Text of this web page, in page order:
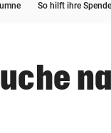
So hilft ihre Spende